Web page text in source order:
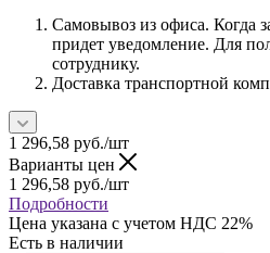
Самовывоз из офиса. Когда
придет уведомление. Для
сотруднику.
Доставка транспортной
1 296,58 руб./шт
Варианты цен
1 296,58 руб./шт
Подробности
Цена указана с учетом НДС 22%
Есть в наличии